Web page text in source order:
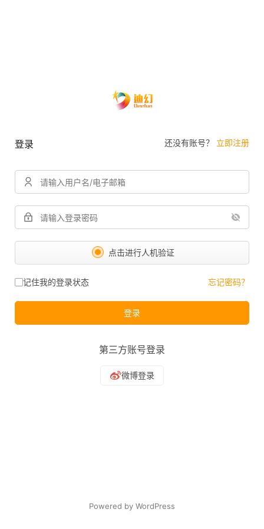
登录 还没有账号？ 立即注册
点击进行人机验证
记住我的登录状态 忘记密码？
登录
第三方账号登录
Powered by WordPress